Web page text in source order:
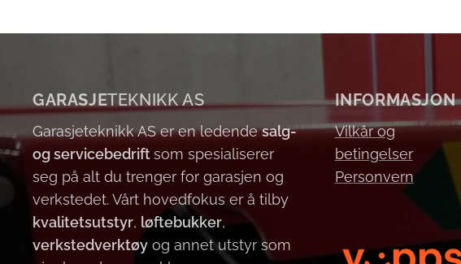
GARASJETEKNIKK AS
Garasjeteknikk AS er en ledendesalg-
og servicebedriftsom spesialiserer
seg på alt du trenger for garasjen og
verkstedet. Vårt hovedfokus er å tilby
kvalitetsutstyr, løftebukker,
verkstedverktøy og annet utstyr som
INFORMASJON
Vilkår og
betingelser
Personvern